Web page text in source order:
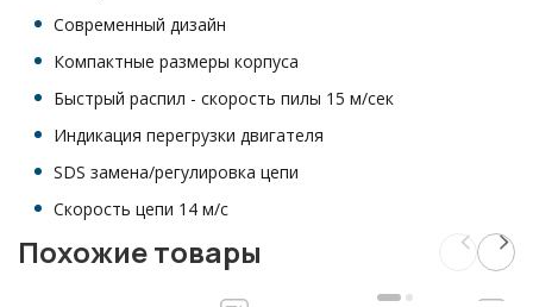
Современный дизайн
Компактные размеры корпуса
Быстрый распил - скорость пилы 15 м/сек
Индикация перегрузки двигателя
SDS замена/регулировка цепи
Скорость цепи 14 м/с
Похожие товары